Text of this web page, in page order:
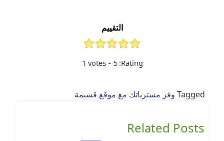
التقييم
Rating:
5
-
1votes
Tagged وفر مشترياتك مع موقع قسيمة
Related Posts